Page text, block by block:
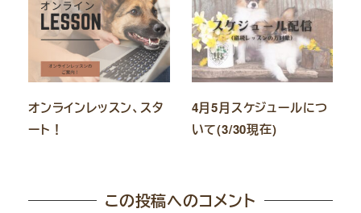
オンラインレッスン、スタ
ート！
4月5月スケジュールにつ
いて(3/30現在)
この投稿へのコメント